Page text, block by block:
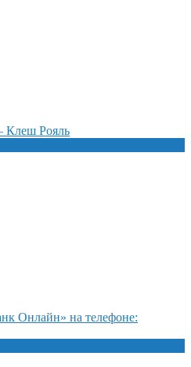
Клеш Рояль
Онлайн» на телефоне: